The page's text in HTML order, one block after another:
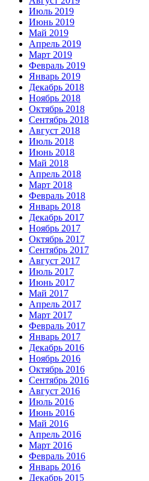
Июль 2019
Июнь 2019
Май 2019
Апрель 2019
Март 2019
Февраль 2019
Январь 2019
Декабрь 2018
Ноябрь 2018
Октябрь 2018
Сентябрь 2018
Август 2018
Июль 2018
Июнь 2018
Май 2018
Апрель 2018
Март 2018
Февраль 2018
Январь 2018
Декабрь 2017
Ноябрь 2017
Октябрь 2017
Сентябрь 2017
Август 2017
Июль 2017
Июнь 2017
Май 2017
Апрель 2017
Март 2017
Февраль 2017
Январь 2017
Декабрь 2016
Ноябрь 2016
Октябрь 2016
Сентябрь 2016
Август 2016
Июль 2016
Июнь 2016
Май 2016
Апрель 2016
Март 2016
Февраль 2016
Январь 2016
Декабрь 2015